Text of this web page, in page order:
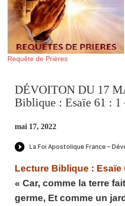
Requête de Prières
DÉVOITON DU 17
Biblique : Esaïe 61 : 1
mai 17, 2022
Lecture Biblique : Esaïe
« Car, comme la terre
germe, Et comme un